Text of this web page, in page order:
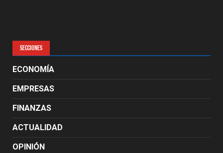
SECCIONES
ECONOMÍA
EMPRESAS
FINANZAS
ACTUALIDAD
OPINIÓN